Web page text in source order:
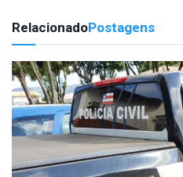
RelacionadoPostagens